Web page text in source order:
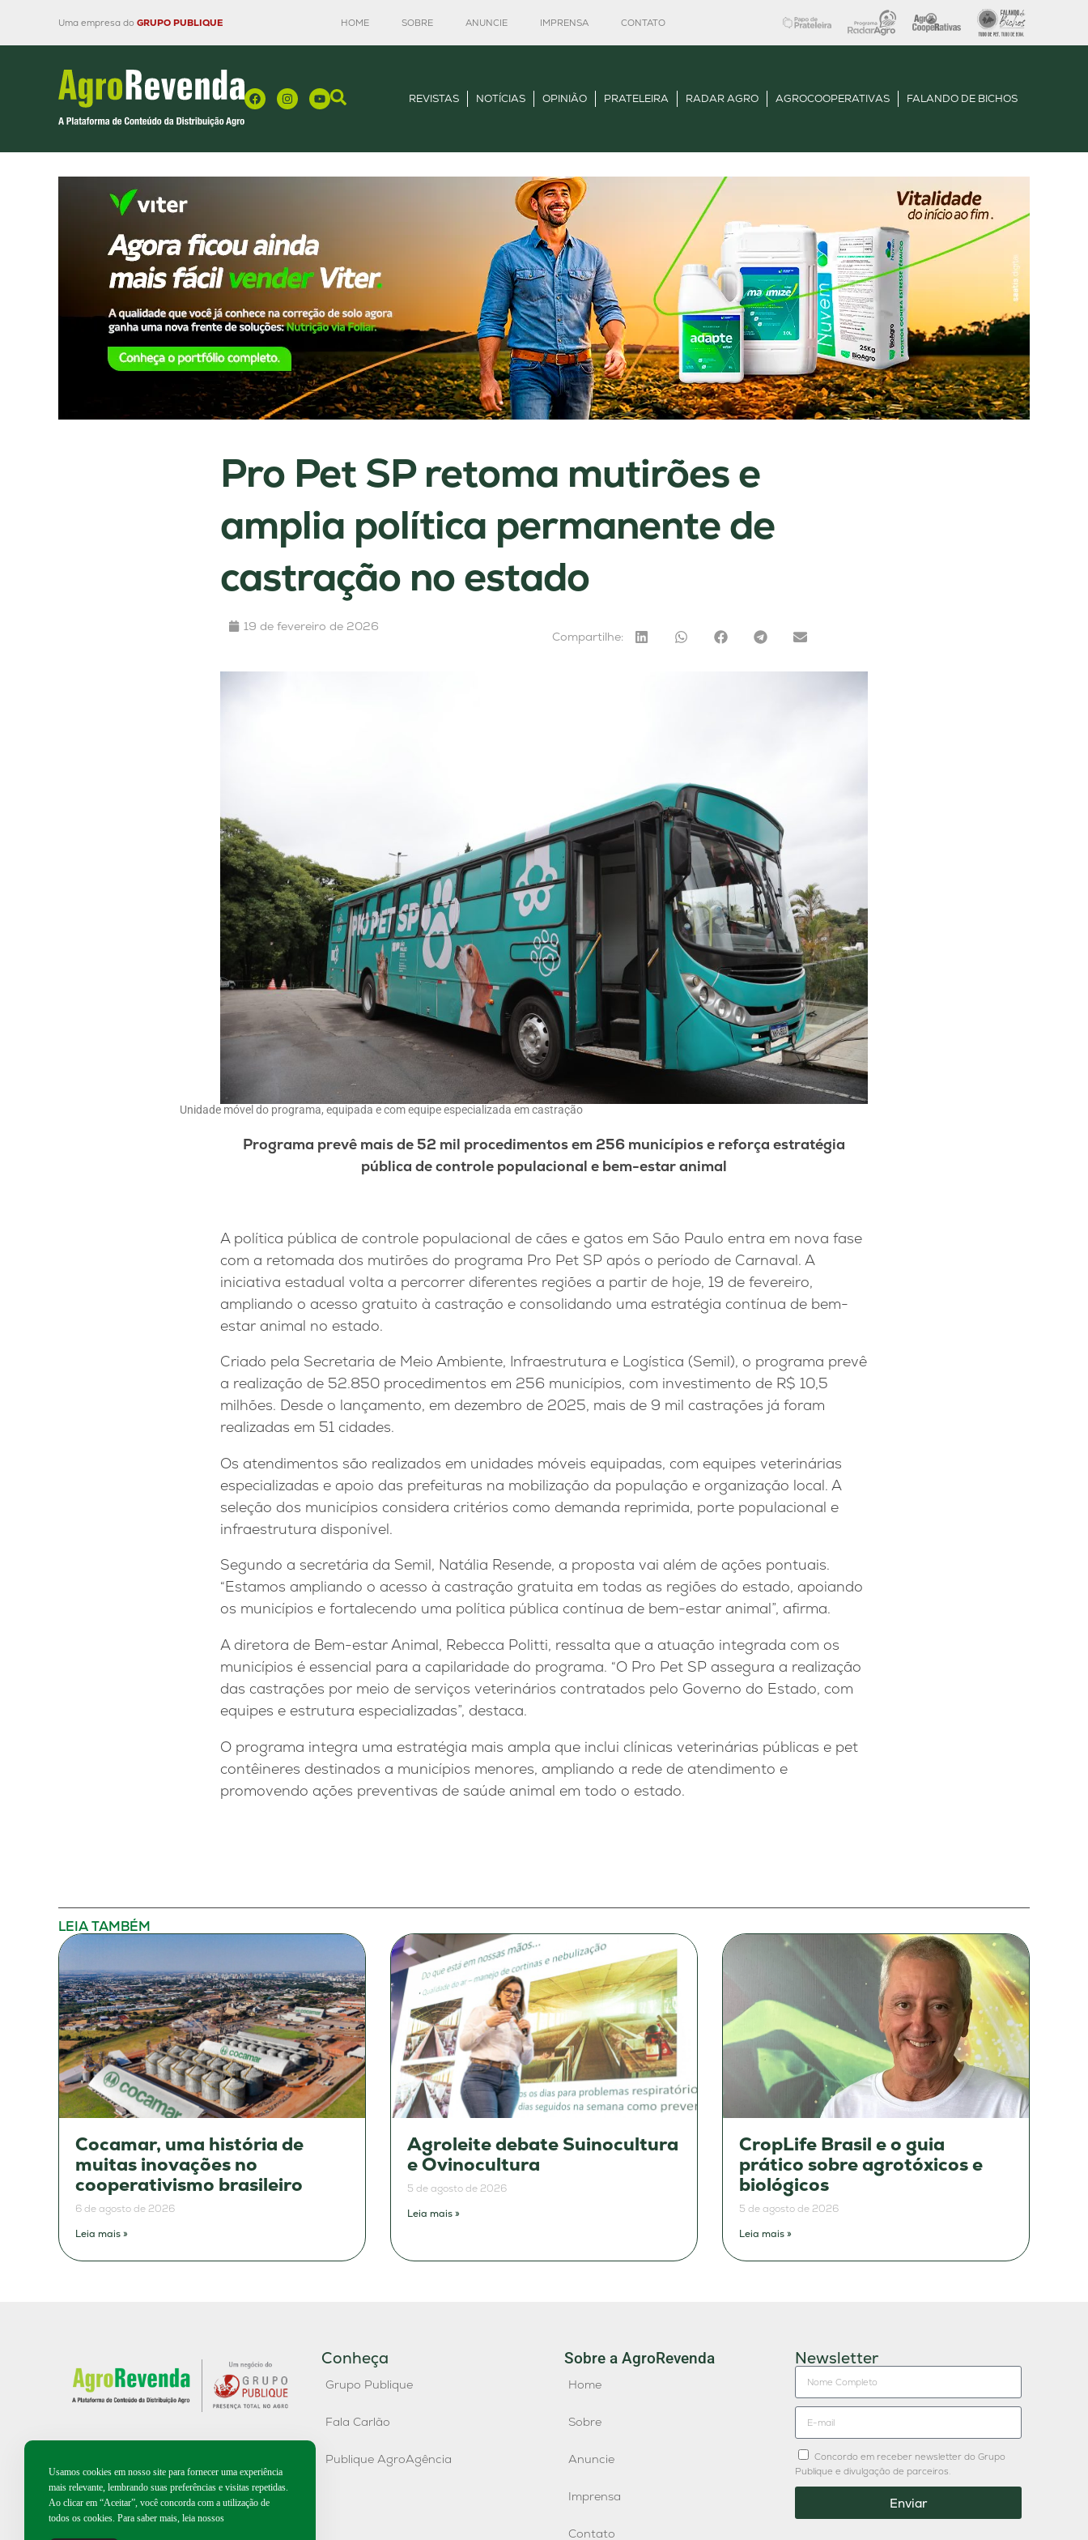
Uma empresa do GRUPO PUBLIQUE HOME SOBRE ANUNCIE IMPRENSA CONTATO
REVISTAS NOTÍCIAS OPINIÃO PRATELEIRA RADAR AGRO AGROCOOPERATIVAS FALANDO DE BICHOS
Pro Pet SP retoma mutirões e
amplia política permanente de
castração no estado
19 de fevereiro de 2026
Compartilhe:
Unidade móvel do programa, equipada e com equipe especializada em castração
Programa prevê mais de 52 mil procedimentos em 256 municípios e reforça estratégia
pública de controle populacional e bem-estar animal
A política pública de controle populacional de cães e gatos em São Paulo entra em nova fase
com a retomada dos mutirões do programa Pro Pet SP após o período de Carnaval. A
iniciativa estadual volta a percorrer diferentes regiões a partir de hoje, 19 de fevereiro,
ampliando o acesso gratuito à castração e consolidando uma estratégia contínua de bem-
estar animal no estado.
Criado pela Secretaria de Meio Ambiente, Infraestrutura e Logística (Semil), o programa prevê
a realização de 52.850 procedimentos em 256 municípios, com investimento de R$ 10,5
milhões. Desde o lançamento, em dezembro de 2025, mais de 9 mil castrações já foram
realizadas em 51 cidades.
Os atendimentos são realizados em unidades móveis equipadas, com equipes veterinárias
especializadas e apoio das prefeituras na mobilização da população e organização local. A
seleção dos municípios considera critérios como demanda reprimida, porte populacional e
infraestrutura disponível.
Segundo a secretária da Semil, Natália Resende, a proposta vai além de ações pontuais.
“Estamos ampliando o acesso à castração gratuita em todas as regiões do estado, apoiando
os municípios e fortalecendo uma política pública contínua de bem-estar animal”, afirma.
A diretora de Bem-estar Animal, Rebecca Politti, ressalta que a atuação integrada com os
municípios é essencial para a capilaridade do programa. “O Pro Pet SP assegura a realização
das castrações por meio de serviços veterinários contratados pelo Governo do Estado, com
equipes e estrutura especializadas”, destaca.
O programa integra uma estratégia mais ampla que inclui clínicas veterinárias públicas e pet
contêineres destinados a municípios menores, ampliando a rede de atendimento e
promovendo ações preventivas de saúde animal em todo o estado.
LEIA TAMBÉM
Cocamar, uma história de
muitas inovações no
cooperativismo brasileiro
6 de agosto de 2026
Leia mais »
Agroleite debate Suinocultura
e Ovinocultura
5 de agosto de 2026
Leia mais »
CropLife Brasil e o guia
prático sobre agrotóxicos e
biológicos
5 de agosto de 2026
Leia mais »
Conheça
Grupo Publique
Fala Carlão
Publique AgroAgência
Sobre a AgroRevenda
Home
Sobre
Anuncie
Imprensa
Contato
Newsletter
Concordo em receber newsletter do Grupo
Publique e divulgação de parceiros.
Enviar
Usamos cookies em nosso site para fornecer uma experiência
mais relevante, lembrando suas preferências e visitas repetidas.
Ao clicar em “Aceitar”, você concorda com a utilização de
todos os cookies. Para saber mais, leia nossos